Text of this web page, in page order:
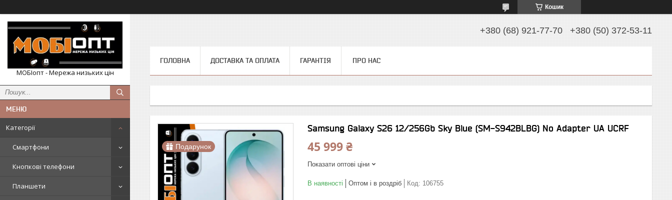
Кошик
МОБІопт - Мережа низьких цін
Категорії
Смартфони
Кнопкові телефони
Планшети
+380 (68) 921-77-70 +380 (50) 372-53-11
ГОЛОВНА ДОСТАВКА ТА ОПЛАТА ГАРАНТІЯ ПРО НАС
Подарунок
Samsung Galaxy S26 12/256Gb Sky Blue (SM-S942BLBG) No Adapter UA UCRF
45 999 ₴
Показати оптові ціни
В наявності Оптом і в роздріб Код: 106755